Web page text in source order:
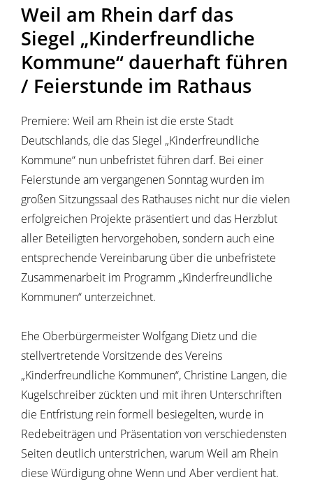
Weil am Rhein darf das
Siegel „Kinderfreundliche
Kommune“ dauerhaft führen
/ Feierstunde im Rathaus
Premiere: Weil am Rhein ist die erste Stadt
Deutschlands, die das Siegel „Kinderfreundliche
Kommune“ nun unbefristet führen darf. Bei einer
Feierstunde am vergangenen Sonntag wurden im
großen Sitzungssaal des Rathauses nicht nur die vielen
erfolgreichen Projekte präsentiert und das Herzblut
aller Beteiligten hervorgehoben, sondern auch eine
entsprechende Vereinbarung über die unbefristete
Zusammenarbeit im Programm „Kinderfreundliche
Kommunen“ unterzeichnet.
Ehe Oberbürgermeister Wolfgang Dietz und die
stellvertretende Vorsitzende des Vereins
„Kinderfreundliche Kommunen“, Christine Langen, die
Kugelschreiber zückten und mit ihren Unterschriften
die Entfristung rein formell besiegelten, wurde in
Redebeiträgen und Präsentation von verschiedensten
Seiten deutlich unterstrichen, warum Weil am Rhein
diese Würdigung ohne Wenn und Aber verdient hat.